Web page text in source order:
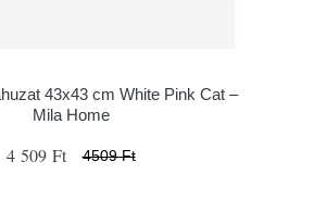
43x43 cm White Pink Cat –
Mila Home
4 509 Ft 4509 Ft